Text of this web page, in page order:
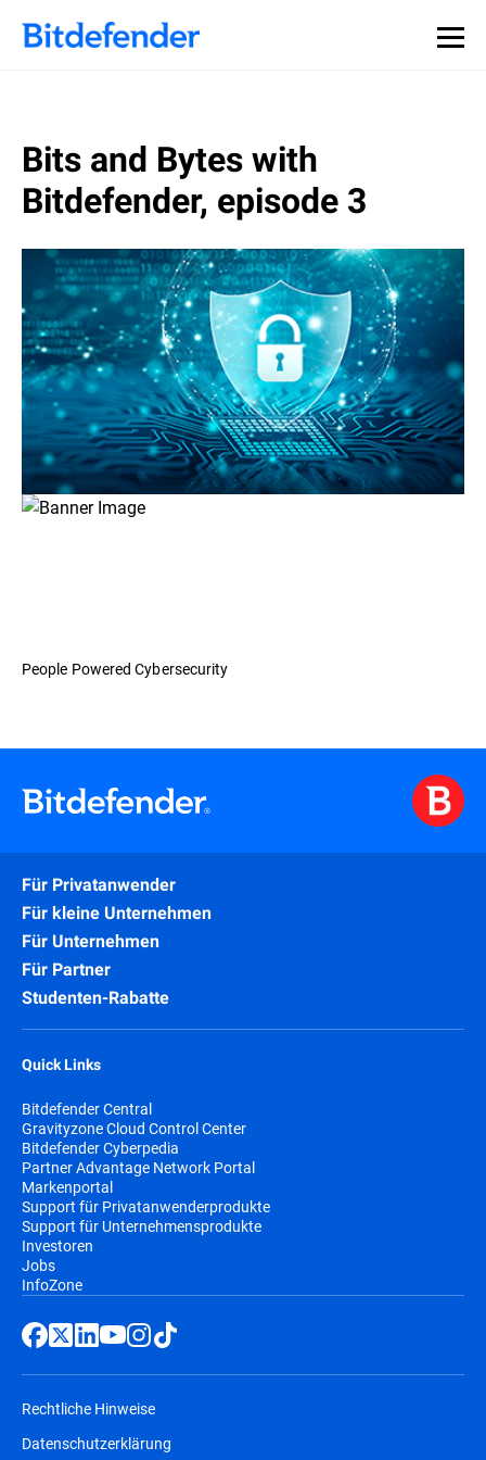
Datensouveränität in der Cybersicherheit: Live-Webinar,
30. Juli. Jetzt registrieren >>
Bits and Bytes with
Bitdefender, episode 3
People Powered Cybersecurity
Für Privatanwender
Für kleine Unternehmen
Für Unternehmen
Für Partner
Studenten-Rabatte
Quick Links
Bitdefender Central
Gravityzone Cloud Control Center
Bitdefender Cyberpedia
Partner Advantage Network Portal
Markenportal
Support für Privatanwenderprodukte
Support für Unternehmensprodukte
Investoren
Jobs
InfoZone
Rechtliche Hinweise
Datenschutzerklärung